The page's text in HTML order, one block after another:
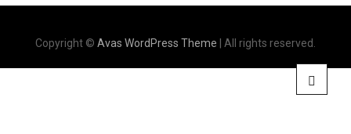
Copyright © Avas WordPress Theme | All rights reserved.